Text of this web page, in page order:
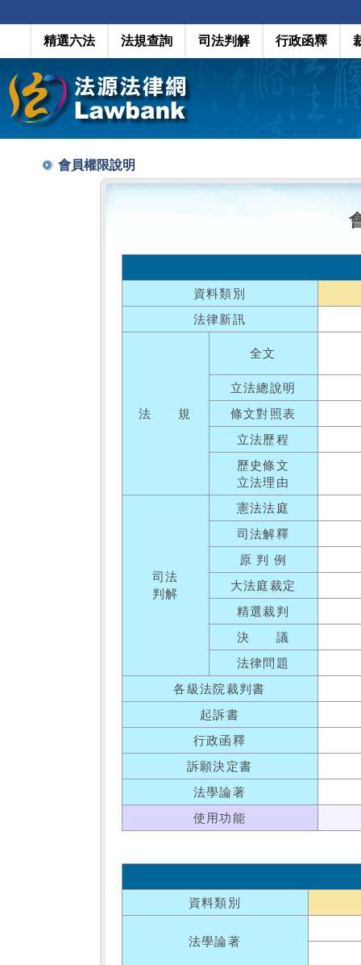
精選六法 法規查詢 司法判解 行政函釋
會員權限說明
資料類別
法律新訊
法 規
全文
立法總說明
條文對照表
立法歷程
歷史條文
立法理由
司法
判解
憲法法庭
司法解釋
原 判 例
大法庭裁定
精選裁判
決 議
法律問題
各級法院裁判書
起訴書
行政函釋
訴願決定書
法學論著
使用功能
資料類別
法學論著